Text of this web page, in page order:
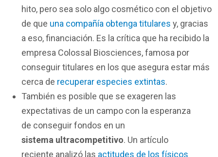
hito, pero sea solo algo cosmético con el objetivo
de que una compañía obtenga titulares y, gracias
a eso, financiación. Es la crítica que ha recibido la
empresa Colossal Biosciences, famosa por
conseguir titulares en los que asegura estar más
cerca de recuperar especies extintas.
También es posible que se exageren las
expectativas de un campo con la esperanza
de conseguir fondos en un
sistema ultracompetitivo. Un artículo
reciente analizó las actitudes de los físicos